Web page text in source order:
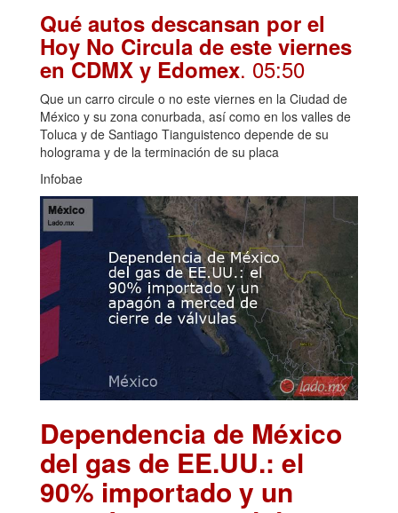
Qué autos descansan por el
Hoy No Circula de este viernes
en CDMX y Edomex. 05:50
Que un carro circule o no este viernes en la Ciudad de
México y su zona conurbada, así como en los valles de
Toluca y de Santiago Tianguistenco depende de su
holograma y de la terminación de su placa
Infobae
Dependencia de México
del gas de EE.UU.: el
90% importado y un